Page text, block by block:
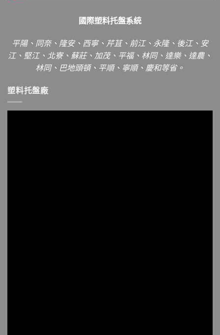
國際塑料托盤系統
平陽、同奈、隆安、西寧、芹苴、前江、永隆、後江、安
江、堅江、北寮、蘇莊、加茂、平福、林同、達樂、達農、
林同、巴地頭頓、平順、寧順、慶和等省。
塑料托盤廠